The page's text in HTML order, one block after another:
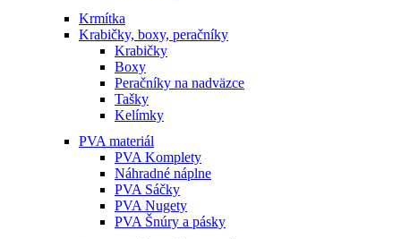
Krmítka
Krabičky, boxy, peračníky
Krabičky
Boxy
Peračníky na nadväzce
Tašky
Kelímky
PVA materiál
PVA Komplety
Náhradné náplne
PVA Sáčky
PVA Nugety
PVA Šnúry a pásky